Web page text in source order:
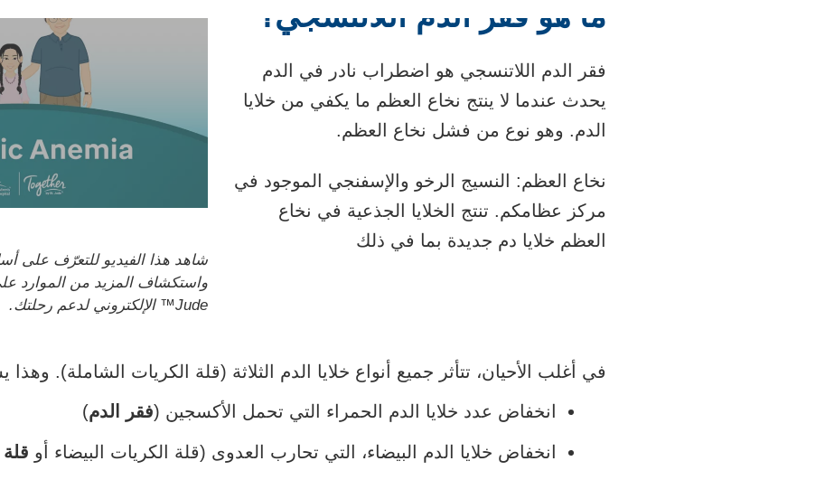
ما هو فقر الدم اللاتنسجي؟
فقر الدم اللاتنسجي هو اضطراب نادر في الدم
يحدث عندما لا ينتج نخاع العظم ما يكفي من خلايا
الدم. وهو نوع من فشل نخاع العظم.
نخاع العظم: النسيج الرخو والإسفنجي الموجود في
مركز عظامكم. تنتج الخلايا الجذعية في نخاع
العظم خلايا دم جديدة بما في ذلك
شاهد
شاهد هذا الفيديو للتعرّف على
Jude™ الإلكتروني لدعم رحلتك.
في أغلب الأحيان، تتأثر جميع أنواع خلايا الدم الثلاثة (قلة الكريات الشاملة).
انخفاض عدد خلايا الدم الحمراء التي تحمل الأكسجين (فقر الدم)
انخفاض خلايا الدم البيضاء، التي تحارب العدوى (قلة الكريات البيضاء أو